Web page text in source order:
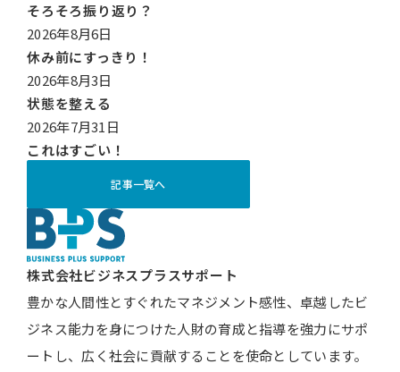
そろそろ振り返り？
2026年8月6日
休み前にすっきり！
2026年8月3日
状態を整える
2026年7月31日
これはすごい！
記事一覧へ
株式会社ビジネスプラスサポート
豊かな人間性とすぐれたマネジメント感性、卓越したビ
ジネス能力を身につけた人財の育成と指導を強力にサポ
ートし、広く社会に貢献することを使命としています。